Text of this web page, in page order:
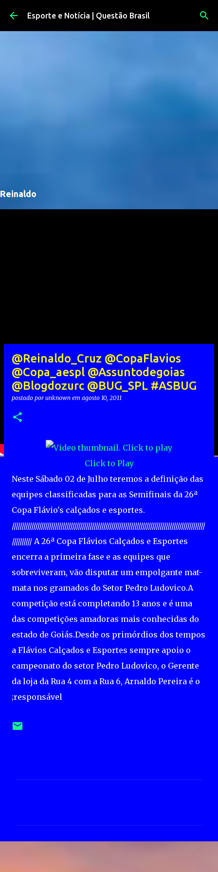
Pular para o conteúdo principal
Esporte e Notícia | Questão Brasil
Reinaldo
@Reinaldo_Cruz @CopaFlavios
@Copa_aespl @Assuntodegoias
@Blogdozurc @BUG_SPL #ASBUG
postado por unknown em agosto 10, 2011
Click to Play
Neste Sábado 02 de Julho teremos a definição das
equipes classificadas para as Semifinais da 26ª
Copa Flávio's calçados e esportes.
///////////////////////////////////////////////////////////////////////////////////////////////////
////////// A 26ª Copa Flávios Calçados e Esportes
encerra a primeira fase e as equipes que
sobreviveram, vão disputar um empolgante mat-
mata nos gramados do Setor Pedro Ludovico.A
competição está completando 13 anos e é uma
das competições amadoras mais conhecidas do
estado de Goiás.Desde os primórdios dos tempos
a Flávios Calçados e Esportes sempre apoio o
campeonato do setor Pedro Ludovico, o Gerente
da loja da Rua 4 com a Rua 6, Arnaldo Pereira é o
;responsável